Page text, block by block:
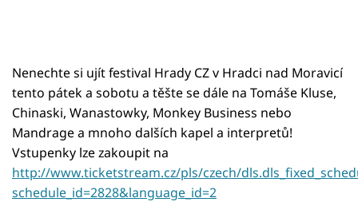
Nenechte si ujít festival Hrady CZ v Hradci nad Moravicí
tento pátek a sobotu a těšte se dále na Tomáše Kluse,
Chinaski, Wanastowky, Monkey Business nebo
Mandrage a mnoho dalších kapel a interpretů!
Vstupenky lze zakoupit na
http://www.ticketstream.cz/pls/czech/
schedule_id=2828&language_id=2